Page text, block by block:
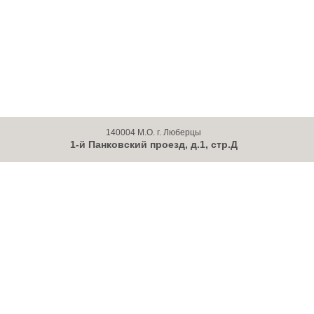
140004 М.О. г. Люберцы
1-й Панковский проезд, д.1, стр.Д